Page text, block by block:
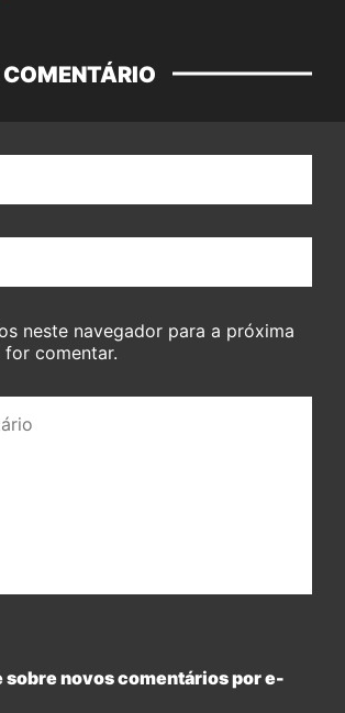
COMENTÁRIO
neste navegador para a próxima
for comentar.
novos comentários por e-